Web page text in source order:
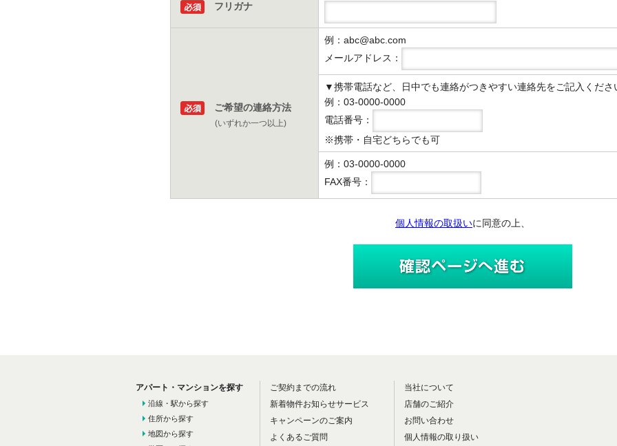
フリガナ
ご希望の連絡方法
(いずれか一つ以上)
例：abc@abc.com
メールアドレス：
▼携帯電話など、日中でも連絡がつきやすい連絡先をご記入くださ
例：03-0000-0000
電話番号：
※携帯・自宅どちらでも可
例：03-0000-0000
FAX番号：
個人情報の取扱いに同意の上、
アパート・マンションを探す
沿線・駅から探す
住所から探す
地図から探す
ご契約までの流れ
新着物件お知らせサービス
キャンペーンのご案内
よくあるご質問
当社について
店舗のご紹介
お問い合わせ
個人情報の取り扱い